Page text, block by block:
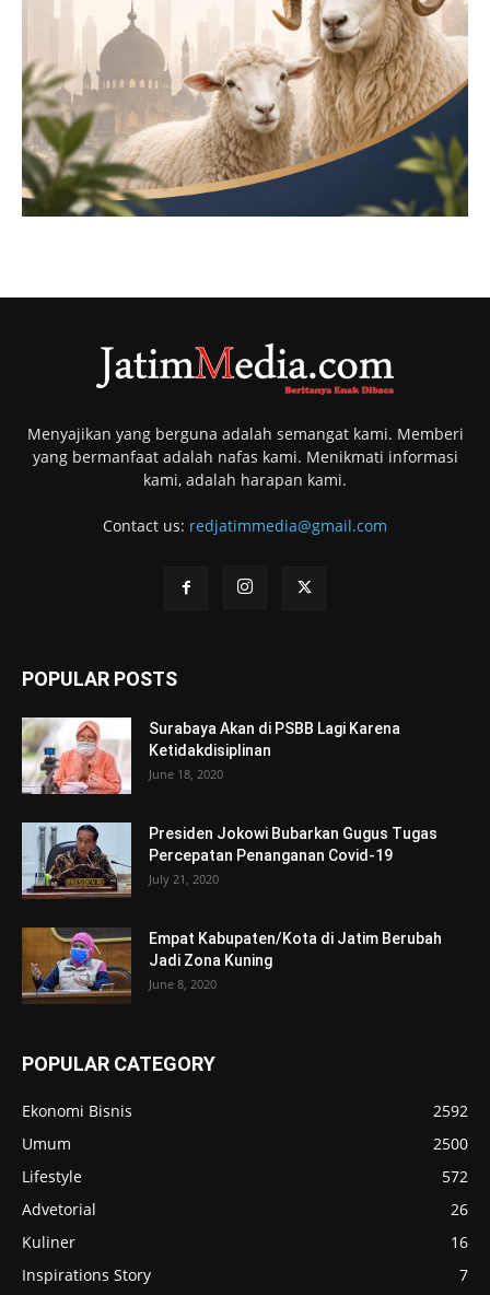
Menyajikan yang berguna adalah semangat kami. Memberi
yang bermanfaat adalah nafas kami. Menikmati informasi
kami, adalah harapan kami.
Contact us: redjatimmedia@gmail.com
POPULAR POSTS
Surabaya Akan di PSBB Lagi Karena
Ketidakdisiplinan
June 18, 2020
Presiden Jokowi Bubarkan Gugus Tugas
Percepatan Penanganan Covid-19
July 21, 2020
Empat Kabupaten/Kota di Jatim Berubah
Jadi Zona Kuning
June 8, 2020
POPULAR CATEGORY
Ekonomi Bisnis
2592
Umum
2500
Lifestyle
572
Advetorial
26
Kuliner
16
Inspirations Story
7